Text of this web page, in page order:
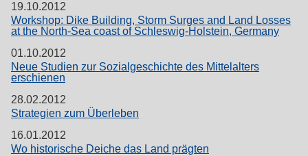
19.10.2012
Workshop: Dike Building, Storm Surges and Land Losses
at the North-Sea coast of Schleswig-Holstein, Germany
01.10.2012
Neue Studien zur Sozialgeschichte des Mittelalters
erschienen
28.02.2012
Strategien zum Überleben
16.01.2012
Wo historische Deiche das Land prägten